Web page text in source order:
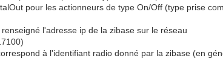
pour les actionneurs de type On/Off (type prise
l'adresse ip de la zibase sur le réseau
à l'identifiant radio donné par la zibase (en